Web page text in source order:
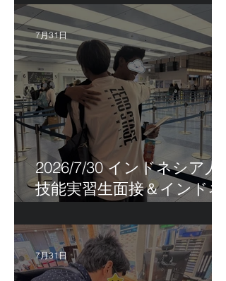
2026/7/30 インドネシア人
技能実習生面接＆インドネ
7月31日
7月31日